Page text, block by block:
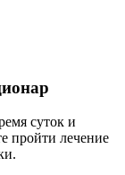
суток и
пройти лечение